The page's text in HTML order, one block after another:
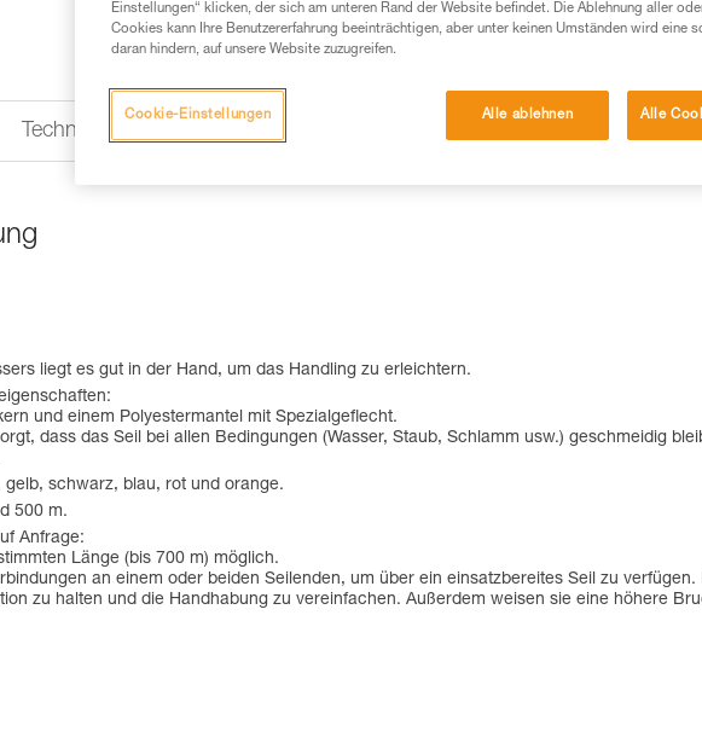
Technische Informationen
liegt es gut in der Hand, um das Handling zu erleichtern.
und einem Polyestermantel mit Spezialgeflecht.
dass das Seil bei allen Bedingungen (Wasser, Staub, Schlamm usw.) geschmeidig
schwarz, blau, rot und orange.
500 m.
Anfrage:
Länge (bis 700 m) möglich.
an einem oder beiden Seilenden, um über ein einsatzbereites Seil zu
zu halten und die Handhabung zu vereinfachen. Außerdem weisen sie eine höhere
Einstellungen“ klicken, der sich am unteren Rand der Website befindet. Die Ablehnung aller
Cookies kann Ihre Benutzererfahrung beeinträchtigen, aber unter keinen Umständen wird eine
daran hindern, auf unsere Website zuzugreifen.
Alle ablehnen Alle
Cookie-Einstellungen